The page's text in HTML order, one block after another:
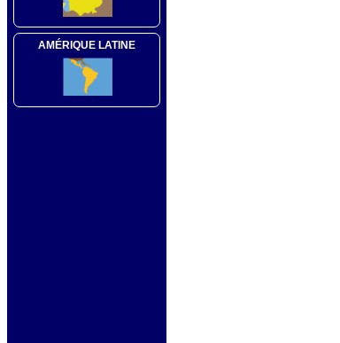
AMÉRIQUE LATINE